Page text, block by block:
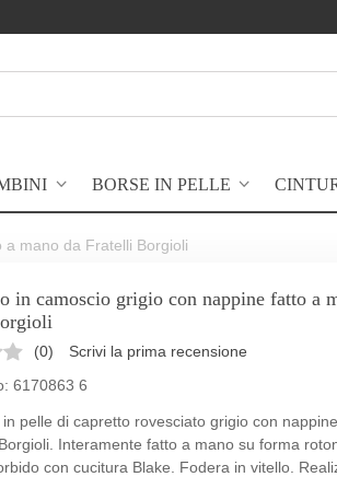
BORSE IN PELLE
mano da Fratelli Borgioli
in camoscio grigio con nappine fatto a
(0)
Scrivi la prima recensione
6170863 6
in pelle di capretto rovesciato grigio con
Interamente fatto a mano su forma
con cucitura Blake. Fodera in vitello.